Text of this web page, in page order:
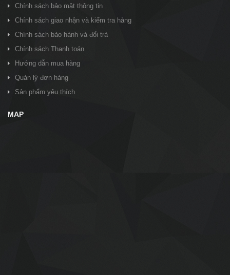
Chính sách bảo mật thông tin
Chính sách giao nhận và kiểm tra hàng
Chính sách bảo hành và đổi trả
Chính sách Thanh toán
Hướng dẫn mua hàng
Quản lý đơn hàng
Sản phẩm yêu thích
MAP